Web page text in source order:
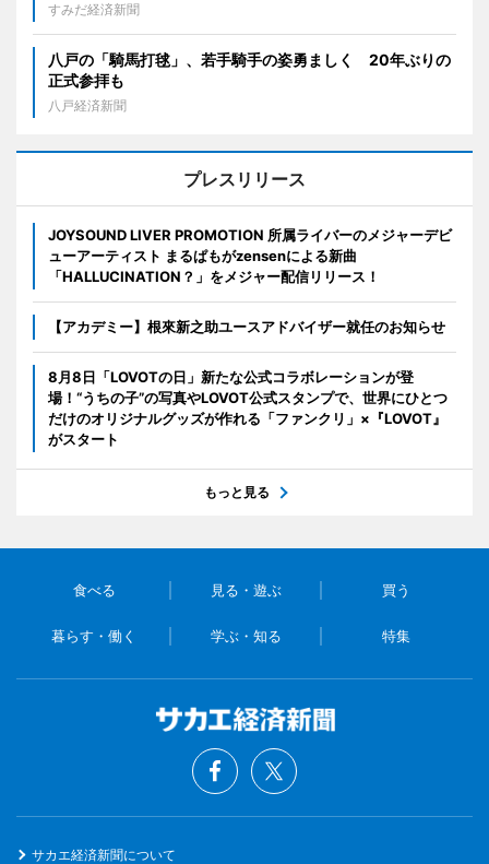
すみだ経済新聞
八戸の「騎馬打毬」、若手騎手の姿勇ましく 20年ぶりの
正式参拝も
八戸経済新聞
プレスリリース
JOYSOUND LIVER PROMOTION 所属ライバーのメジャーデビ
ューアーティスト まるぱもがzensenによる新曲
「HALLUCINATION？」をメジャー配信リリース！
【アカデミー】根來新之助ユースアドバイザー就任のお知らせ
8月8日「LOVOTの日」新たな公式コラボレーションが登
場！“うちの子”の写真やLOVOT公式スタンプで、世界にひとつ
だけのオリジナルグッズが作れる「ファンクリ」×『LOVOT』
がスタート
もっと見る
食べる 見る・遊ぶ 買う
暮らす・働く 学ぶ・知る 特集
サカエ経済新聞について